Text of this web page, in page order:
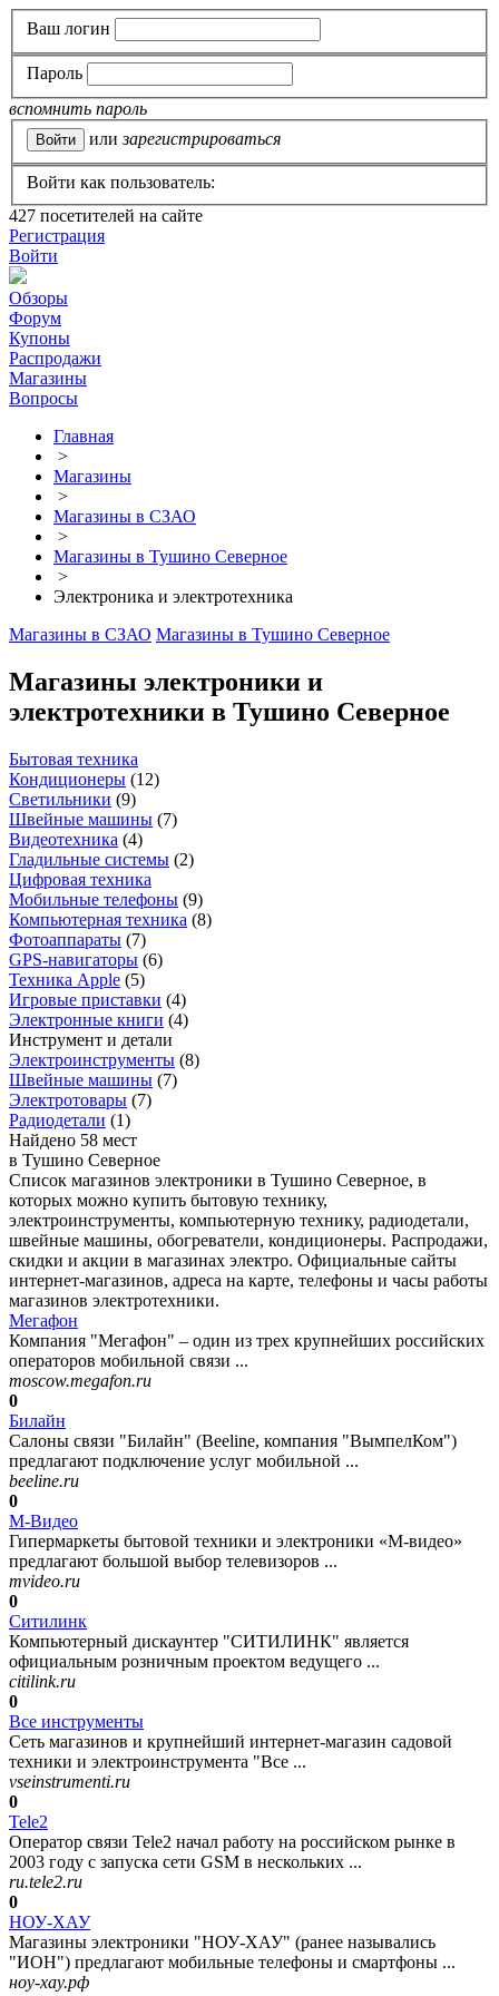
Ваш логин
Пароль
вспомнить пароль
или зарегистрироваться
Войти как пользователь:
427 посетителей на сайте
Регистрация
Войти
Обзоры
Форум
Купоны
Распродажи
Магазины
Вопросы
Главная
>
Магазины
>
Магазины в СЗАО
>
Магазины в Тушино Северное
>
Электроника и электротехника
Магазины в СЗАО Магазины в Тушино Северное
Магазины электроники и
электротехники в Тушино Северное
Бытовая техника
Кондиционеры (12)
Светильники (9)
Швейные машины (7)
Видеотехника (4)
Гладильные системы (2)
Цифровая техника
Мобильные телефоны (9)
Компьютерная техника (8)
Фотоаппараты (7)
GPS-навигаторы (6)
Техника Apple (5)
Игровые приставки (4)
Электронные книги (4)
Инструмент и детали
Электроинструменты (8)
Швейные машины (7)
Электротовары (7)
Радиодетали (1)
Найдено 58 мест
в Тушино Северное
Список магазинов электроники в Тушино Северное, в
которых можно купить бытовую технику,
электроинструменты, компьютерную технику, радиодетали,
швейные машины, обогреватели, кондиционеры. Распродажи,
скидки и акции в магазинах электро. Официальные сайты
интернет-магазинов, адреса на карте, телефоны и часы работы
магазинов электротехники.
Мегафон
Компания "Мегафон" – один из трех крупнейших российских
операторов мобильной связи ...
moscow.megafon.ru
0
Билайн
Салоны связи "Билайн" (Beeline, компания "ВымпелКом")
предлагают подключение услуг мобильной ...
beeline.ru
0
М-Видео
Гипермаркеты бытовой техники и электроники «М-видео»
предлагают большой выбор телевизоров ...
mvideo.ru
0
Ситилинк
Компьютерный дискаунтер "СИТИЛИНК" является
официальным розничным проектом ведущего ...
citilink.ru
0
Все инструменты
Сеть магазинов и крупнейший интернет-магазин садовой
техники и электроинструмента "Все ...
vseinstrumenti.ru
0
Tele2
Оператор связи Tele2 начал работу на российском рынке в
2003 году с запуска сети GSM в нескольких ...
ru.tele2.ru
0
НОУ-ХАУ
Магазины электроники "НОУ-ХАУ" (ранее назывались
"ИОН") предлагают мобильные телефоны и смартфоны ...
ноу-хау.рф